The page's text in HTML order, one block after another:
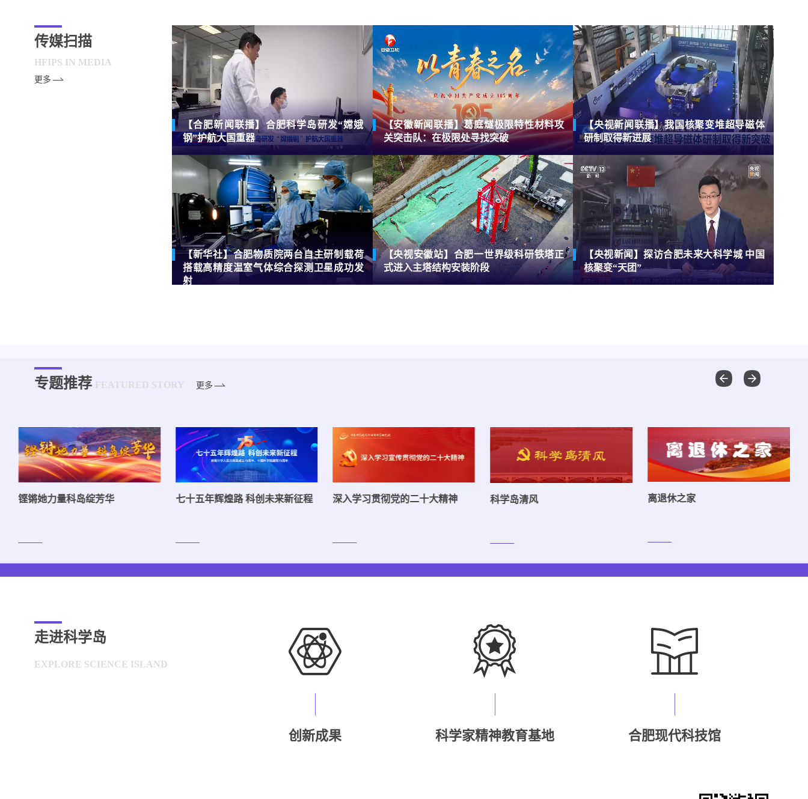
传媒扫描
HFIPS IN MEDIA
更多
【合肥新闻联播】合肥科学岛研发“嫦娥
钢”护航大国重器
【安徽新闻联播】葛庭燧极限特性材料攻
关突击队：在极限处寻找突破
【央视新闻联播】我国核聚变堆超导磁体
研制取得新进展
【新华社】合肥物质院两台自主研制载荷
搭载高精度温室气体综合探测卫星成功发
射
【央视安徽站】合肥一世界级科研铁塔正
式进入主塔结构安装阶段
【央视新闻】探访合肥未来大科学城 中国
核聚变“天团”
专题推荐 FEATURED STORY 更多
铿锵她力量科岛绽芳华 七十五年辉煌路 科创未来新征程 深入学习贯彻党的二十大精神 科学岛清风 离退休之家
走进科学岛
EXPLORE SCIENCE ISLAND
创新成果 科学家精神教育基地 合肥现代科技馆